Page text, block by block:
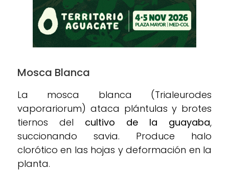
Mosca Blanca
La mosca blanca (Trialeurodes
vaporariorum) ataca plántulas y brotes
tiernos del cultivo de la guayaba,
succionando savia. Produce halo
clorótico en las hojas y deformación en la
planta.